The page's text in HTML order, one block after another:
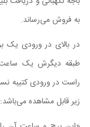
به فروش می‌رساند.
در بالای در ورودی
راست در ورودی کتیبه
زیر قابل مشاهده می‌باشد: